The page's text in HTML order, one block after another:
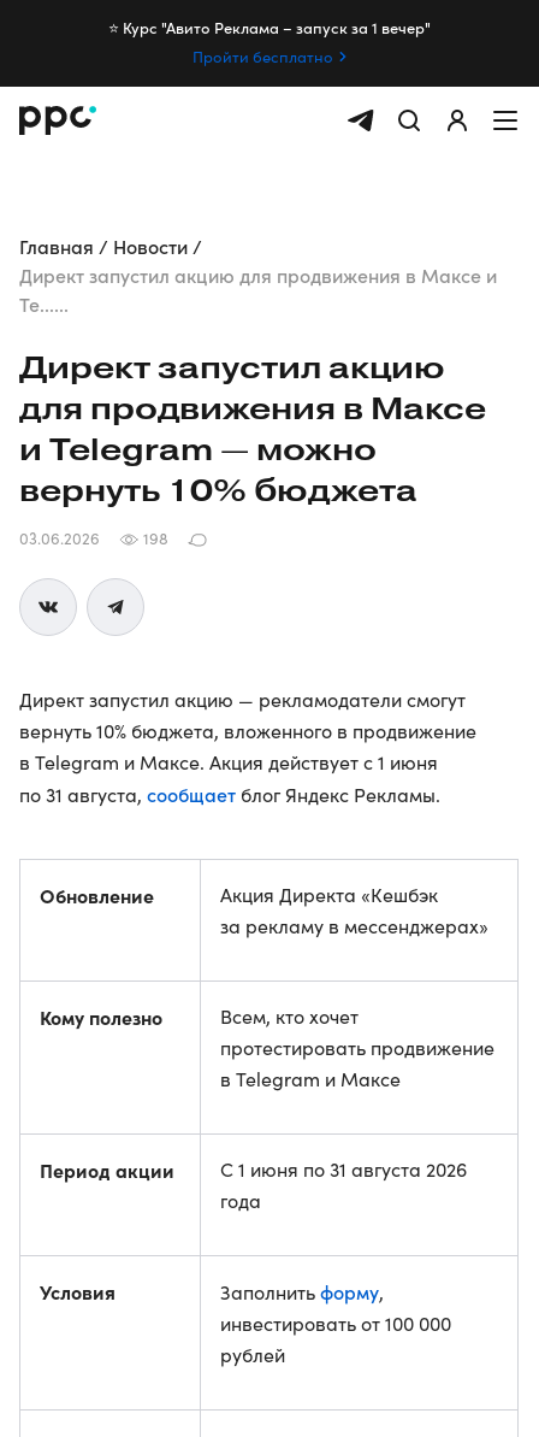
⭐️ Курс "Авито Реклама – запуск за 1 вечер"
Пройти бесплатно
Главная
Новости
Директ запустил акцию для продвижения в Максе и
Te......
Директ запустил акцию
для продвижения в Максе
и Telegram — можно
вернуть 10% бюджета
03.06.2026 198
Директ запустил акцию — рекламодатели смогут
вернуть 10% бюджета, вложенного в продвижение
в Telegram и Максе. Акция действует с 1 июня
по 31 августа, сообщает блог Яндекс Рекламы.
Обновление
Акция Директа «Кешбэк
за рекламу в мессенджерах»
Кому полезно
Всем, кто хочет
протестировать продвижение
в Telegram и Максе
Период акции
С 1 июня по 31 августа 2026
года
Условия Заполнитьформу,
инвестировать от 100 000
рублей